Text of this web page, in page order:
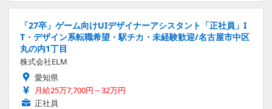
「27卒」ゲーム向けUIデザイナーアシスタント「正社員」I
T・デザイン系転職希望・駅チカ・未経験歓迎/名古屋市中区
丸の内1丁目
株式会社ELM
愛知県
月給25万7,700円～32万円
正社員